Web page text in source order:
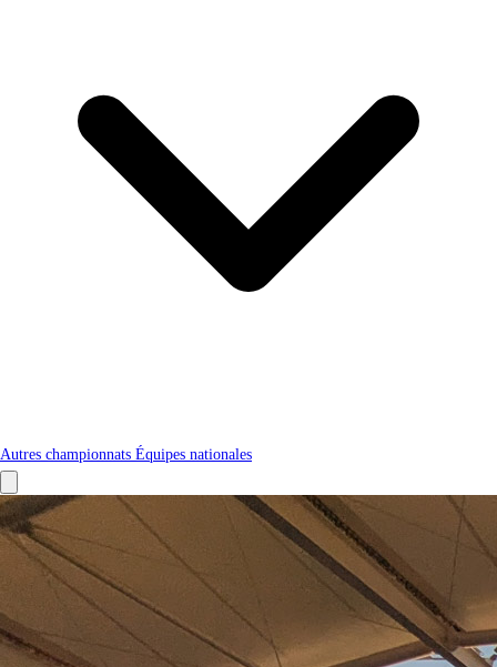
Autres championnats Équipes nationales